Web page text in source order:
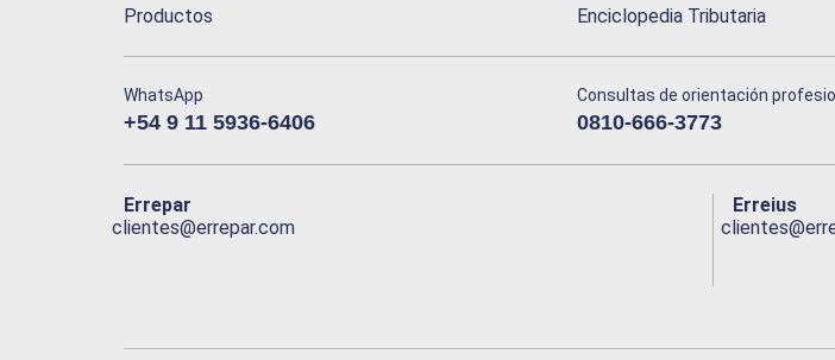
Productos
Enciclopedia Tributaria
WhatsApp
+54 9 11 5936-6406
Consultas de orientación
0810-666-3773
Errepar
clientes@errepar.com
Erreius